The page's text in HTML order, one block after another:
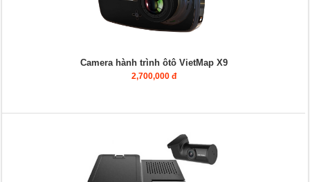
Camera hành trình ôtô VietMap X9
2,700,000 đ